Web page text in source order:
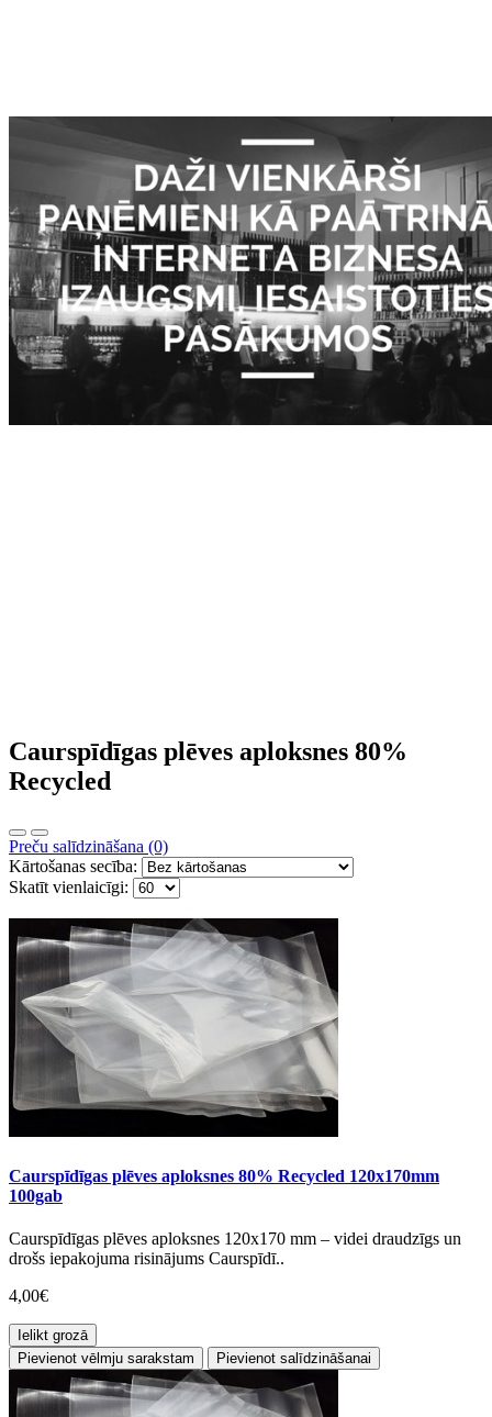
Caurspīdīgas plēves aploksnes 80%
Recycled
Preču salīdzināšana (0)
Kārtošanas secība:
Skatīt vienlaicīgi:
Caurspīdīgas plēves aploksnes 80% Recycled 120x170mm
100gab
Caurspīdīgas plēves aploksnes 120x170 mm – videi draudzīgs un
drošs iepakojuma risinājums Caurspīdī..
4,00€
Ielikt grozā
Pievienot vēlmju sarakstam
Pievienot salīdzināšanai